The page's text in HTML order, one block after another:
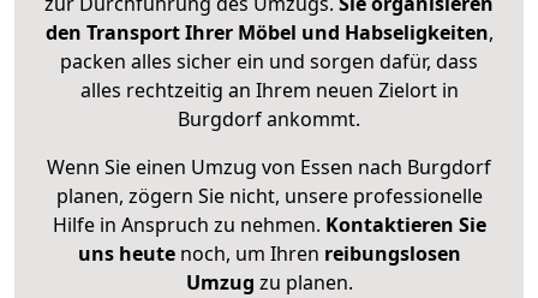
den Transport Ihrer Möbel und Habseligkeiten,
packen alles sicher ein und sorgen dafür, dass
alles rechtzeitig an Ihrem neuen Zielort in
Burgdorf ankommt.
Wenn Sie einen Umzug von Essen nach Burgdorf
planen, zögern Sie nicht, unsere professionelle
Hilfe in Anspruch zu nehmen. Kontaktieren Sie
uns heutenoch, um Ihren reibungslosen
Umzug zu planen.